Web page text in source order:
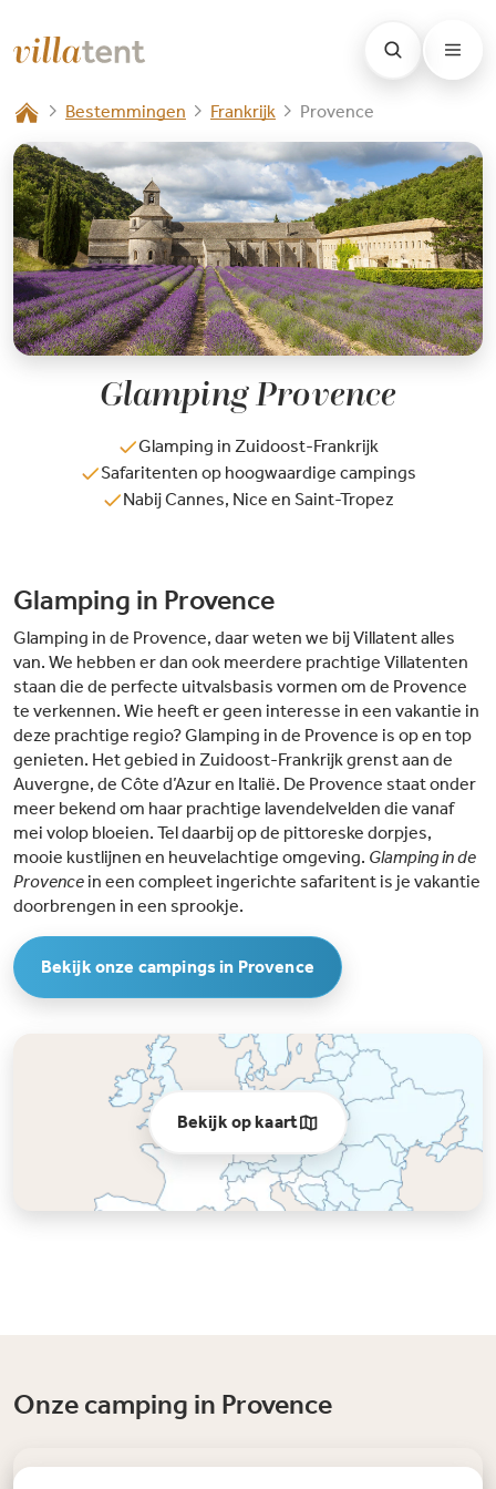
Bestemmingen Frankrijk Provence
Glamping Provence
Glamping in Zuidoost-Frankrijk
Safaritenten op hoogwaardige campings
Nabij Cannes, Nice en Saint-Tropez
Glamping in Provence
Glamping in de Provence, daar weten we bij Villatent alles
van. We hebben er dan ook meerdere prachtige Villatenten
staan die de perfecte uitvalsbasis vormen om de Provence
te verkennen. Wie heeft er geen interesse in een vakantie in
deze prachtige regio? Glamping in de Provence is op en top
genieten. Het gebied in Zuidoost-Frankrijk grenst aan de
Auvergne, de Côte d’Azur en Italië. De Provence staat onder
meer bekend om haar prachtige lavendelvelden die vanaf
mei volop bloeien. Tel daarbij op de pittoreske dorpjes,
mooie kustlijnen en heuvelachtige omgeving. Glamping in de
Provence in een compleet ingerichte safaritent is je vakantie
doorbrengen in een sprookje.
Bekijk onze campings in Provence
Bekijk op kaart
Onze camping in Provence